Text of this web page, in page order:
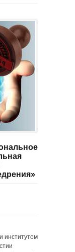
институтом